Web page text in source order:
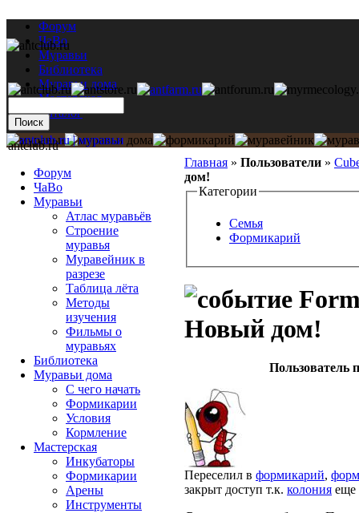
Форум
ЧаВо
Муравьи
Библиотека
Муравьи дома
Мастерская
Каталог
Главная » Пользователи »
дом!
Категории
Семья
Формикарий
Новый дом!
Пользователь
Переселил в формикарий,
закрыт доступ т.к. колония еще
antclub.ru
Форум
ЧаВо
Муравьи
Атлас муравьёв
Строение
муравья
Муравейник в
разрезе
Таблица лёта
Методы
изучения
Фильмы о
муравьях
Библиотека
Муравьи дома
С чего начать
Формикарии
Условия
Кормление
Мастерская
Инкубаторы
Формикарии
Арены
Инструменты